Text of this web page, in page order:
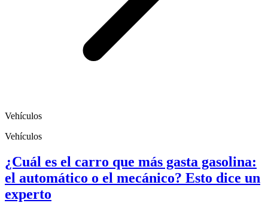
Vehículos
Vehículos
¿Cuál es el carro que más gasta gasolina:
el automático o el mecánico? Esto dice un
experto